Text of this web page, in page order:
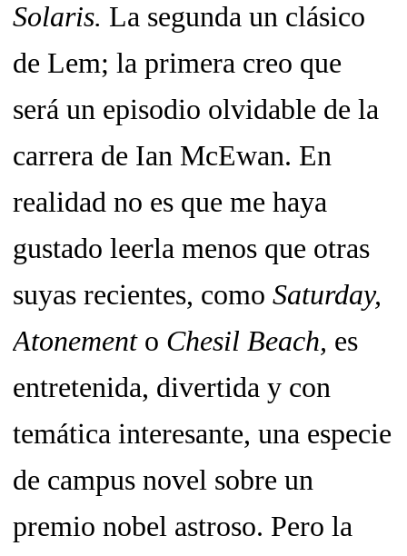
Solaris. La segunda un clásico
de Lem; la primera creo que
será un episodio olvidable de la
carrera de Ian McEwan. En
realidad no es que me haya
gustado leerla menos que otras
suyas recientes, como Saturday,
Atonement o Chesil Beach, es
entretenida, divertida y con
temática interesante, una especie
de campus novel sobre un
premio nobel astroso. Pero la